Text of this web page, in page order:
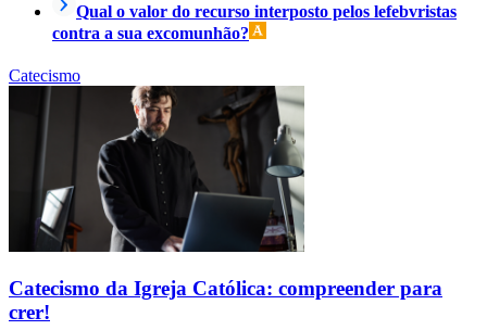
Qual o valor do recurso interposto pelos lefebvristas
contra a sua excomunhão?
Catecismo
Catecismo da Igreja Católica: compreender para
crer!